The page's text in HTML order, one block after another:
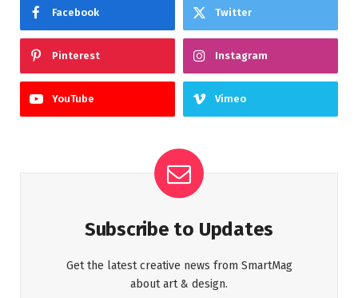
Facebook Twitter
Pinterest Instagram
YouTube Vimeo
Subscribe to Updates
Get the latest creative news from SmartMag
about art & design.